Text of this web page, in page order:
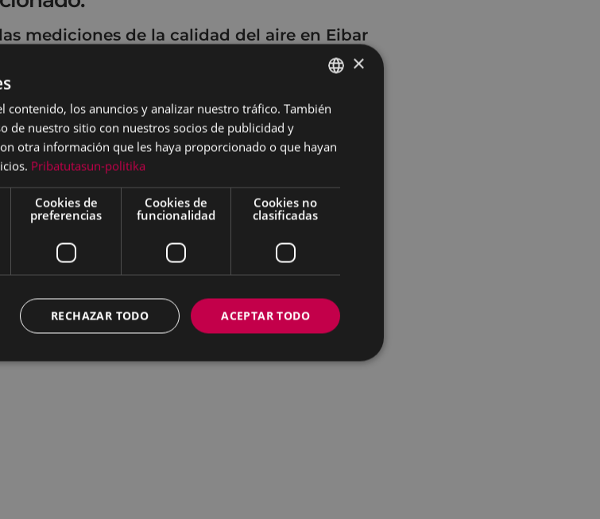
mediciones de la calidad del aire en Eibar
BASQUE
×
contenido, los anuncios y analizar nuestro tráfico. También
de nuestro sitio con nuestros socios de publicidad y
otra información que les haya proporcionado o que hayan
Pribatutasun-politika
Cookies de
preferencias
Cookies de
funcionalidad
Cookies no
clasificadas
ACEPTAR TODO
RECHAZAR TODO